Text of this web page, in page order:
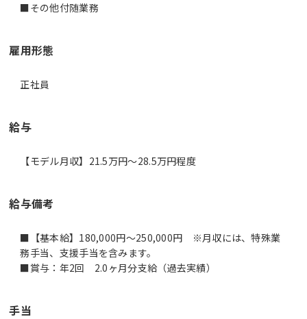
雇用形態
正社員
給与
【モデル月収】21.5万円〜28.5万円程度
給与備考
■【基本給】180,000円～250,000円 ※月収には、特殊業
務手当、支援手当を含みます。
■賞与：年2回 2.0ヶ月分支給（過去実績）
手当